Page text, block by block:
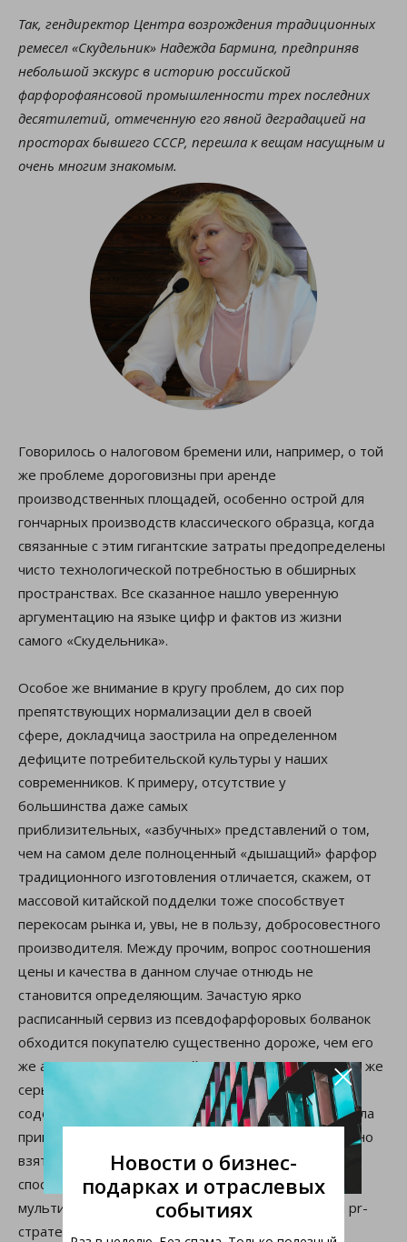
Новости о бизнес-
подарках и отраслевых
событиях
×
Так, гендиректор Центра возрождения традиционных
ремесел «Скудельник» Надежда Бармина, предприняв
небольшой экскурс в историю российской
фарфорофаянсовой промышленности трех последних
десятилетий, отмеченную его явной деградацией на
просторах бывшего СССР, перешла к вещам насущным и
очень многим знакомым.
Говорилось о налоговом бремени или, например, о той
же проблеме дороговизны при аренде
производственных площадей, особенно острой для
гончарных производств классического образца, когда
связанные с этим гигантские затраты предопределены
чисто технологической потребностью в обширных
пространствах. Все сказанное нашло уверенную
аргументацию на языке цифр и фактов из жизни
самого «Скудельника».
Особое же внимание в кругу проблем, до сих пор
препятствующих нормализации дел в своей
сфере, докладчица заострила на определенном
дефиците потребительской культуры у наших
современников. К примеру, отсутствие у
большинства даже самых
приблизительных, «азбучных» представлений о том,
чем на самом деле полноценный «дышащий» фарфор
традиционного изготовления отличается, скажем, от
массовой китайской подделки тоже способствует
перекосам рынка и, увы, не в пользу, добросовестного
производителя. Между прочим, вопрос соотношения
цены и качества в данном случае отнюдь не
становится определяющим. Зачастую ярко
расписанный сервиз из псевдофарфоровых болванок
обходится покупателю существенно дороже, чем его
же аналог, но исполненный в классике жанра. Опять же
серьезный резерв работы в этом направлении
содержится в активизации просветительского начала
применительно к деятельности не столько отдельно
взятых фирм, сколько их ассоциированной группы,
способной профессионально подойти к выработке
мультиформатной и экономически обоснованной pr-
стратегии.